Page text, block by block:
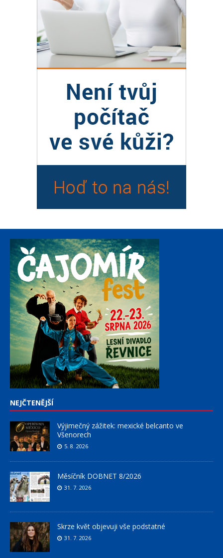
NEJČTENĚJŠÍ
Výjimečný zážitek: mexické belcanto ve
Všenorech
5. 8. 2026
Měsíčník DOBNET 8/2026
31. 7. 2026
Skrze květ objevuji vše podstatné
31. 7. 2026